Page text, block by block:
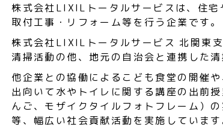
株式会社LIXILトータルサービスは、住
取付工事・リフォーム等を行う企業です。
株式会社LIXILトータルサービス 北関東
清掃活動の他、地元の自治会と連携した清
他企業との協働によるこども食堂の開催
出向いて水やトイレに関する講座の出前
んご、モザイクタイルフォトフレーム）
等、幅広い社会貢献活動を実施しています